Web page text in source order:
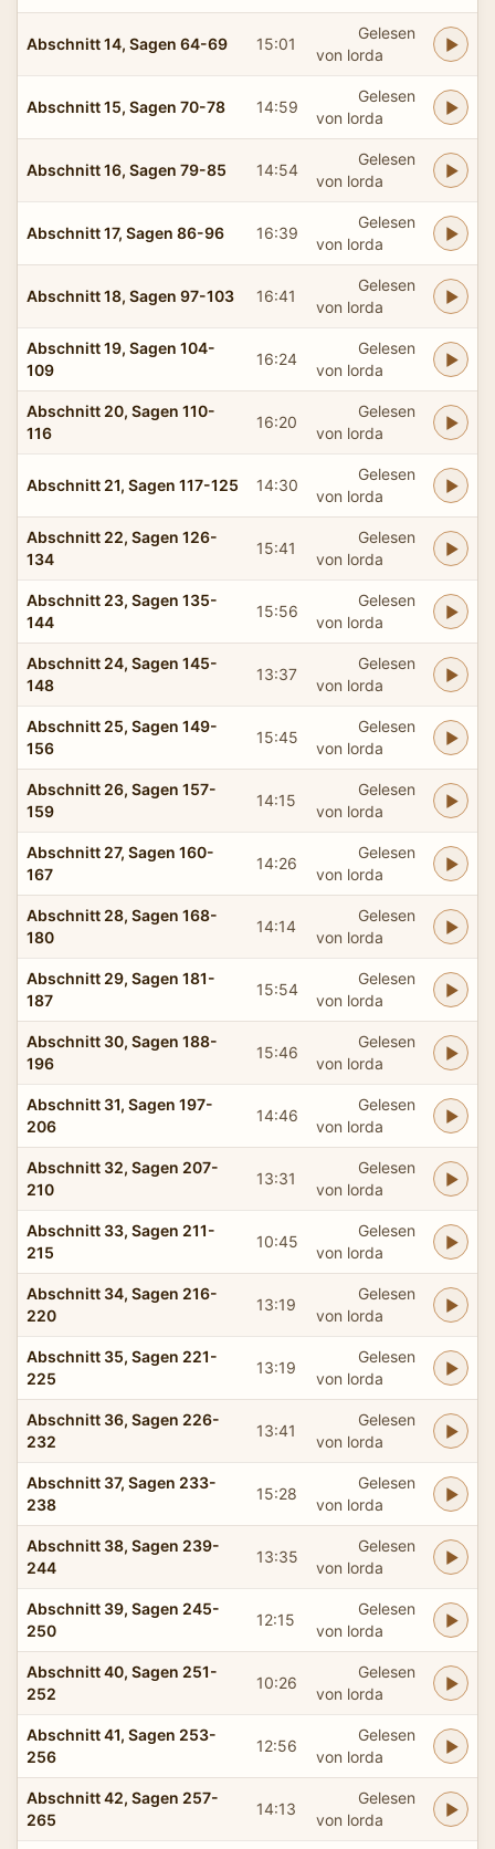
Abschnitt 14, Sagen 64-69 15:01
Gelesen
von lorda
Abschnitt 15, Sagen 70-78 14:59
Gelesen
von lorda
Abschnitt 16, Sagen 79-85 14:54
Gelesen
von lorda
Abschnitt 17, Sagen 86-96 16:39
Gelesen
von lorda
Abschnitt 18, Sagen 97-103 16:41
Gelesen
von lorda
Abschnitt 19, Sagen 104-
109
16:24
Gelesen
von lorda
Abschnitt 20, Sagen 110-
116
16:20
Gelesen
von lorda
Abschnitt 21, Sagen 117-125 14:30
Gelesen
von lorda
Abschnitt 22, Sagen 126-
134
15:41
Gelesen
von lorda
Abschnitt 23, Sagen 135-
144
15:56
Gelesen
von lorda
Abschnitt 24, Sagen 145-
148
13:37
Gelesen
von lorda
Abschnitt 25, Sagen 149-
156
15:45
Gelesen
von lorda
Abschnitt 26, Sagen 157-
159
14:15
Gelesen
von lorda
Abschnitt 27, Sagen 160-
167
14:26
Gelesen
von lorda
Abschnitt 28, Sagen 168-
180
14:14
Gelesen
von lorda
Abschnitt 29, Sagen 181-
187
15:54
Gelesen
von lorda
Abschnitt 30, Sagen 188-
196
15:46
Gelesen
von lorda
Abschnitt 31, Sagen 197-
206
14:46
Gelesen
von lorda
Abschnitt 32, Sagen 207-
210
13:31
Gelesen
von lorda
Abschnitt 33, Sagen 211-
215
10:45
Gelesen
von lorda
Abschnitt 34, Sagen 216-
220
13:19
Gelesen
von lorda
Abschnitt 35, Sagen 221-
225
13:19
Gelesen
von lorda
Abschnitt 36, Sagen 226-
232
13:41
Gelesen
von lorda
Abschnitt 37, Sagen 233-
238
15:28
Gelesen
von lorda
Abschnitt 38, Sagen 239-
244
13:35
Gelesen
von lorda
Abschnitt 39, Sagen 245-
250
12:15
Gelesen
von lorda
Abschnitt 40, Sagen 251-
252
10:26
Gelesen
von lorda
Abschnitt 41, Sagen 253-
256
12:56
Gelesen
von lorda
Abschnitt 42, Sagen 257-
265
14:13
Gelesen
von lorda